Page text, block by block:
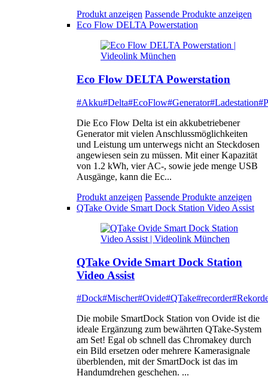
Produkt anzeigen Passende Produkte anzeigen
Eco Flow DELTA Powerstation
Eco Flow DELTA Powerstation
#Akku#Delta#EcoFlow#Generator#Ladestation
Die Eco Flow Delta ist ein akkubetriebener
Generator mit vielen Anschlussmöglichkeiten
und Leistung um unterwegs nicht an Steckdosen
angewiesen sein zu müssen. Mit einer Kapazität
von 1.2 kWh, vier AC-, sowie jede menge USB
Ausgänge, kann die Ec...
Produkt anzeigen Passende Produkte anzeigen
QTake Ovide Smart Dock Station Video Assist
QTake Ovide Smart Dock Station
Video Assist
#Dock#Mischer#Ovide#QTake#recorder
Die mobile SmartDock Station von Ovide ist die
ideale Ergänzung zum bewährten QTake-System
am Set! Egal ob schnell das Chromakey durch
ein Bild ersetzen oder mehrere Kamerasignale
überblenden, mit der SmartDock ist das im
Handumdrehen geschehen. ...